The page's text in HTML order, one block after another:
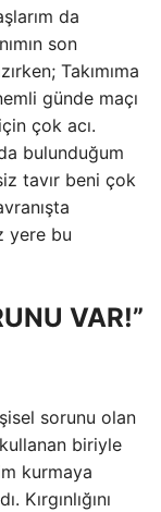
da
son
Takımıma
günde maçı
çok acı.
bulunduğum
tavır beni çok
yere bu
VAR!”
sorunu olan
biriyle
kurmaya
Kırgınlığını